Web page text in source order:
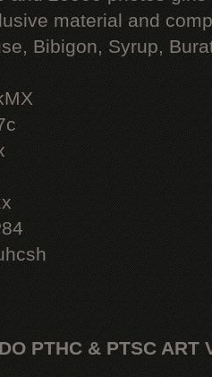
material and
Bibigon, Syrup,
PTHC & PTSC ART